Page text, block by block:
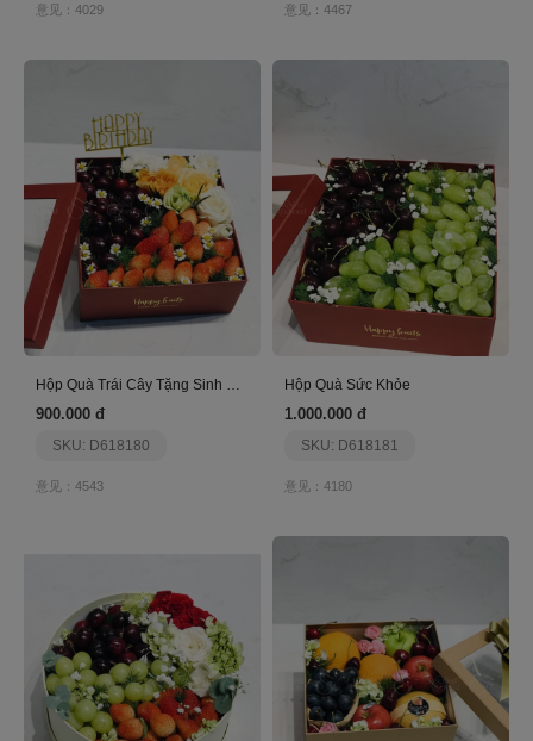
意见：4029 意见：4467
900.000 đ
SKU: D618180
意见：4543
Hộp Quà Sức Khỏe
1.000.000 đ
SKU: D618181
意见：4180